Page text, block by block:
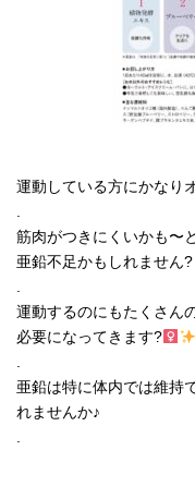
運動している方にかなり
.
筋肉がつきにくいかも〜
亜鉛不足かもしれません?
.
運動するのにもたくさん
必要になってきます?‍
.
亜鉛は特に体内では維持
れませんか♪
.